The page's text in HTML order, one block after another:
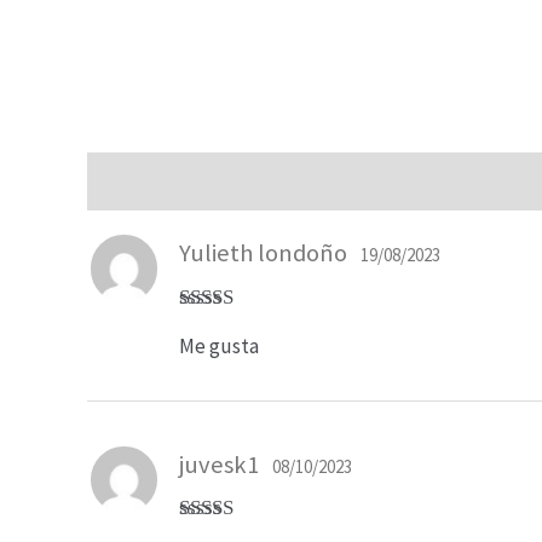
en4de 5
Yulieth londoño 19/08/2023
Me gusta
juvesk1 08/10/2023